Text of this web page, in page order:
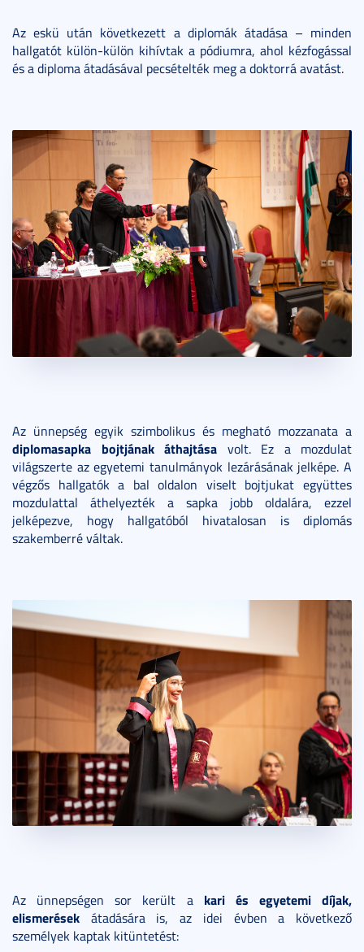
Az eskü után következett a diplomák átadása – minden
hallgatót külön-külön kihívtak a pódiumra, ahol kézfogással
és a diploma átadásával pecsételték meg a doktorrá avatást.
Az ünnepség egyik szimbolikus és megható mozzanata a
diplomasapka bojtjának áthajtása volt. Ez a mozdulat
világszerte az egyetemi tanulmányok lezárásának jelképe. A
végzős hallgatók a bal oldalon viselt bojtjukat együttes
mozdulattal áthelyezték a sapka jobb oldalára, ezzel
jelképezve, hogy hallgatóból hivatalosan is diplomás
szakemberré váltak.
Az ünnepségen sor került a kari és egyetemi díjak,
elismerések átadására is, az idei évben a következő
személyek kaptak kitüntetést: